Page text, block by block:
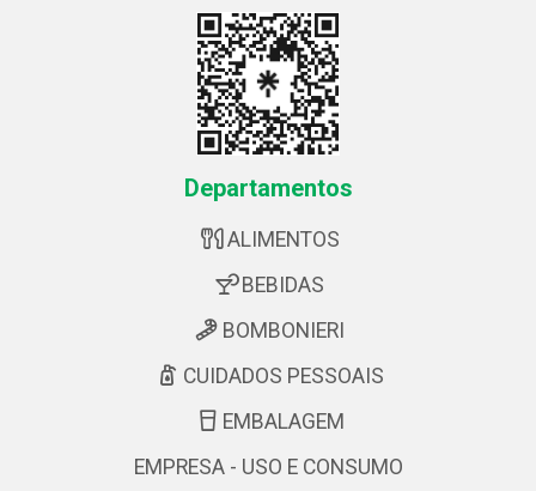
Departamentos
ALIMENTOS
BEBIDAS
BOMBONIERI
CUIDADOS PESSOAIS
EMBALAGEM
EMPRESA - USO E CONSUMO